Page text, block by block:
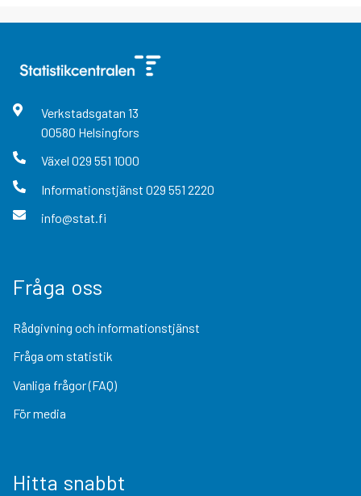
Verkstadsgatan 13
00580 Helsingfors
Växel 029 551 1000
Informationstjänst 029 551 2220
info@stat.fi
Fråga oss
Rådgivning och informationstjänst
Fråga om statistik
Vanliga frågor (FAQ)
För media
Hitta snabbt